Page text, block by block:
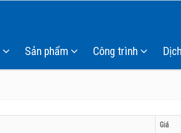
Sản phẩm Công trình
Giá